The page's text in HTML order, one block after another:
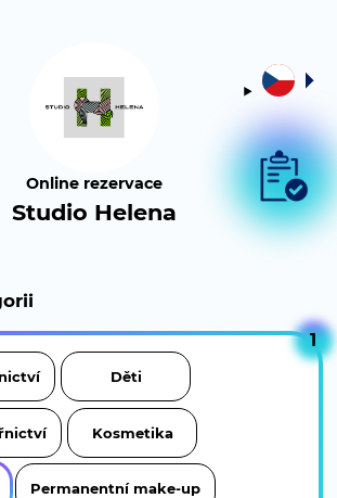
Online rezervace
Studio Helena
1
Děti
Kosmetika
Permanentní make-up